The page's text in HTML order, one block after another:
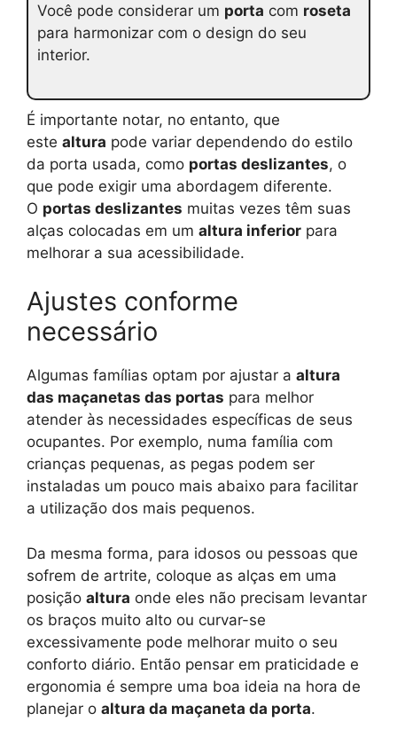
Você pode considerar um porta com roseta
para harmonizar com o design do seu
interior.
É importante notar, no entanto, que
este altura pode variar dependendo do estilo
da porta usada, como portas deslizantes, o
que pode exigir uma abordagem diferente.
O portas deslizantes muitas vezes têm suas
alças colocadas em um altura inferior para
melhorar a sua acessibilidade.
Ajustes conforme
necessário
Algumas famílias optam por ajustar a altura
das maçanetas das portas para melhor
atender às necessidades específicas de seus
ocupantes. Por exemplo, numa família com
crianças pequenas, as pegas podem ser
instaladas um pouco mais abaixo para facilitar
a utilização dos mais pequenos.
Da mesma forma, para idosos ou pessoas que
sofrem de artrite, coloque as alças em uma
posição altura onde eles não precisam levantar
os braços muito alto ou curvar-se
excessivamente pode melhorar muito o seu
conforto diário. Então pensar em praticidade e
ergonomia é sempre uma boa ideia na hora de
planejar o altura da maçaneta da porta.